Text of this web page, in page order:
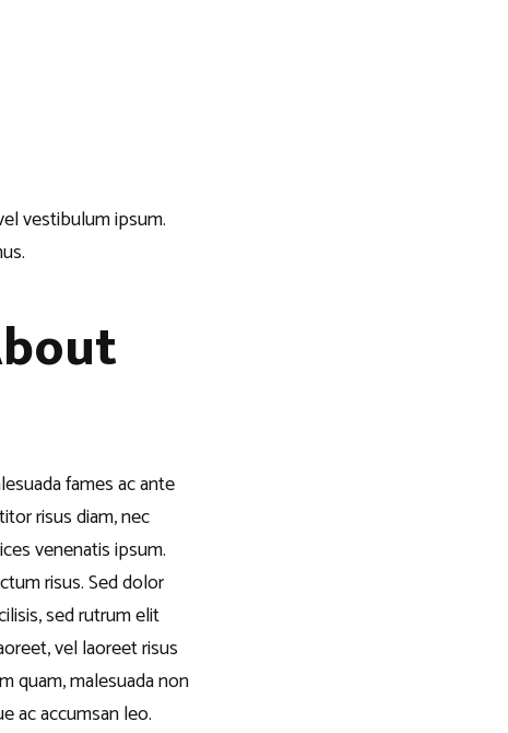
vestibulum ipsum.
fames ac ante
risus diam, nec
venenatis ipsum.
risus. Sed dolor
sed rutrum elit
vel laoreet risus
quam, malesuada non
ac accumsan leo.